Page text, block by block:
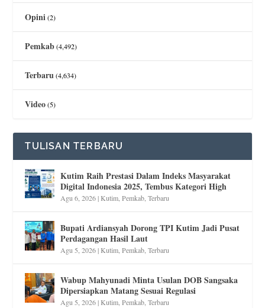
Opini(2)
Pemkab(4,492)
Terbaru(4,634)
Video(5)
TULISAN TERBARU
Kutim Raih Prestasi Dalam Indeks Masyarakat
Digital Indonesia 2025, Tembus Kategori High
Agu 6, 2026|Kutim,Pemkab,Terbaru
Bupati Ardiansyah Dorong TPI Kutim Jadi Pusat
Perdagangan Hasil Laut
Agu 5, 2026|Kutim,Pemkab,Terbaru
Wabup Mahyunadi Minta Usulan DOB Sangsaka
Dipersiapkan Matang Sesuai Regulasi
Agu 5, 2026|Kutim,Pemkab,Terbaru